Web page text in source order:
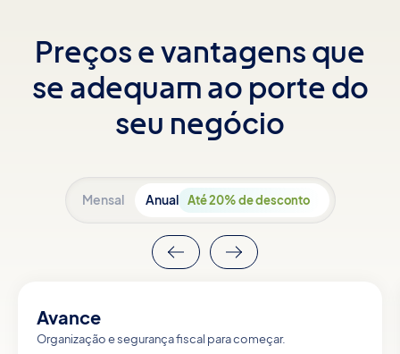
Preços e vantagens que
se adequam ao porte do
seu negócio
Mensal Anual Até 20% de desconto
Avance
Organização e segurança fiscal para começar.